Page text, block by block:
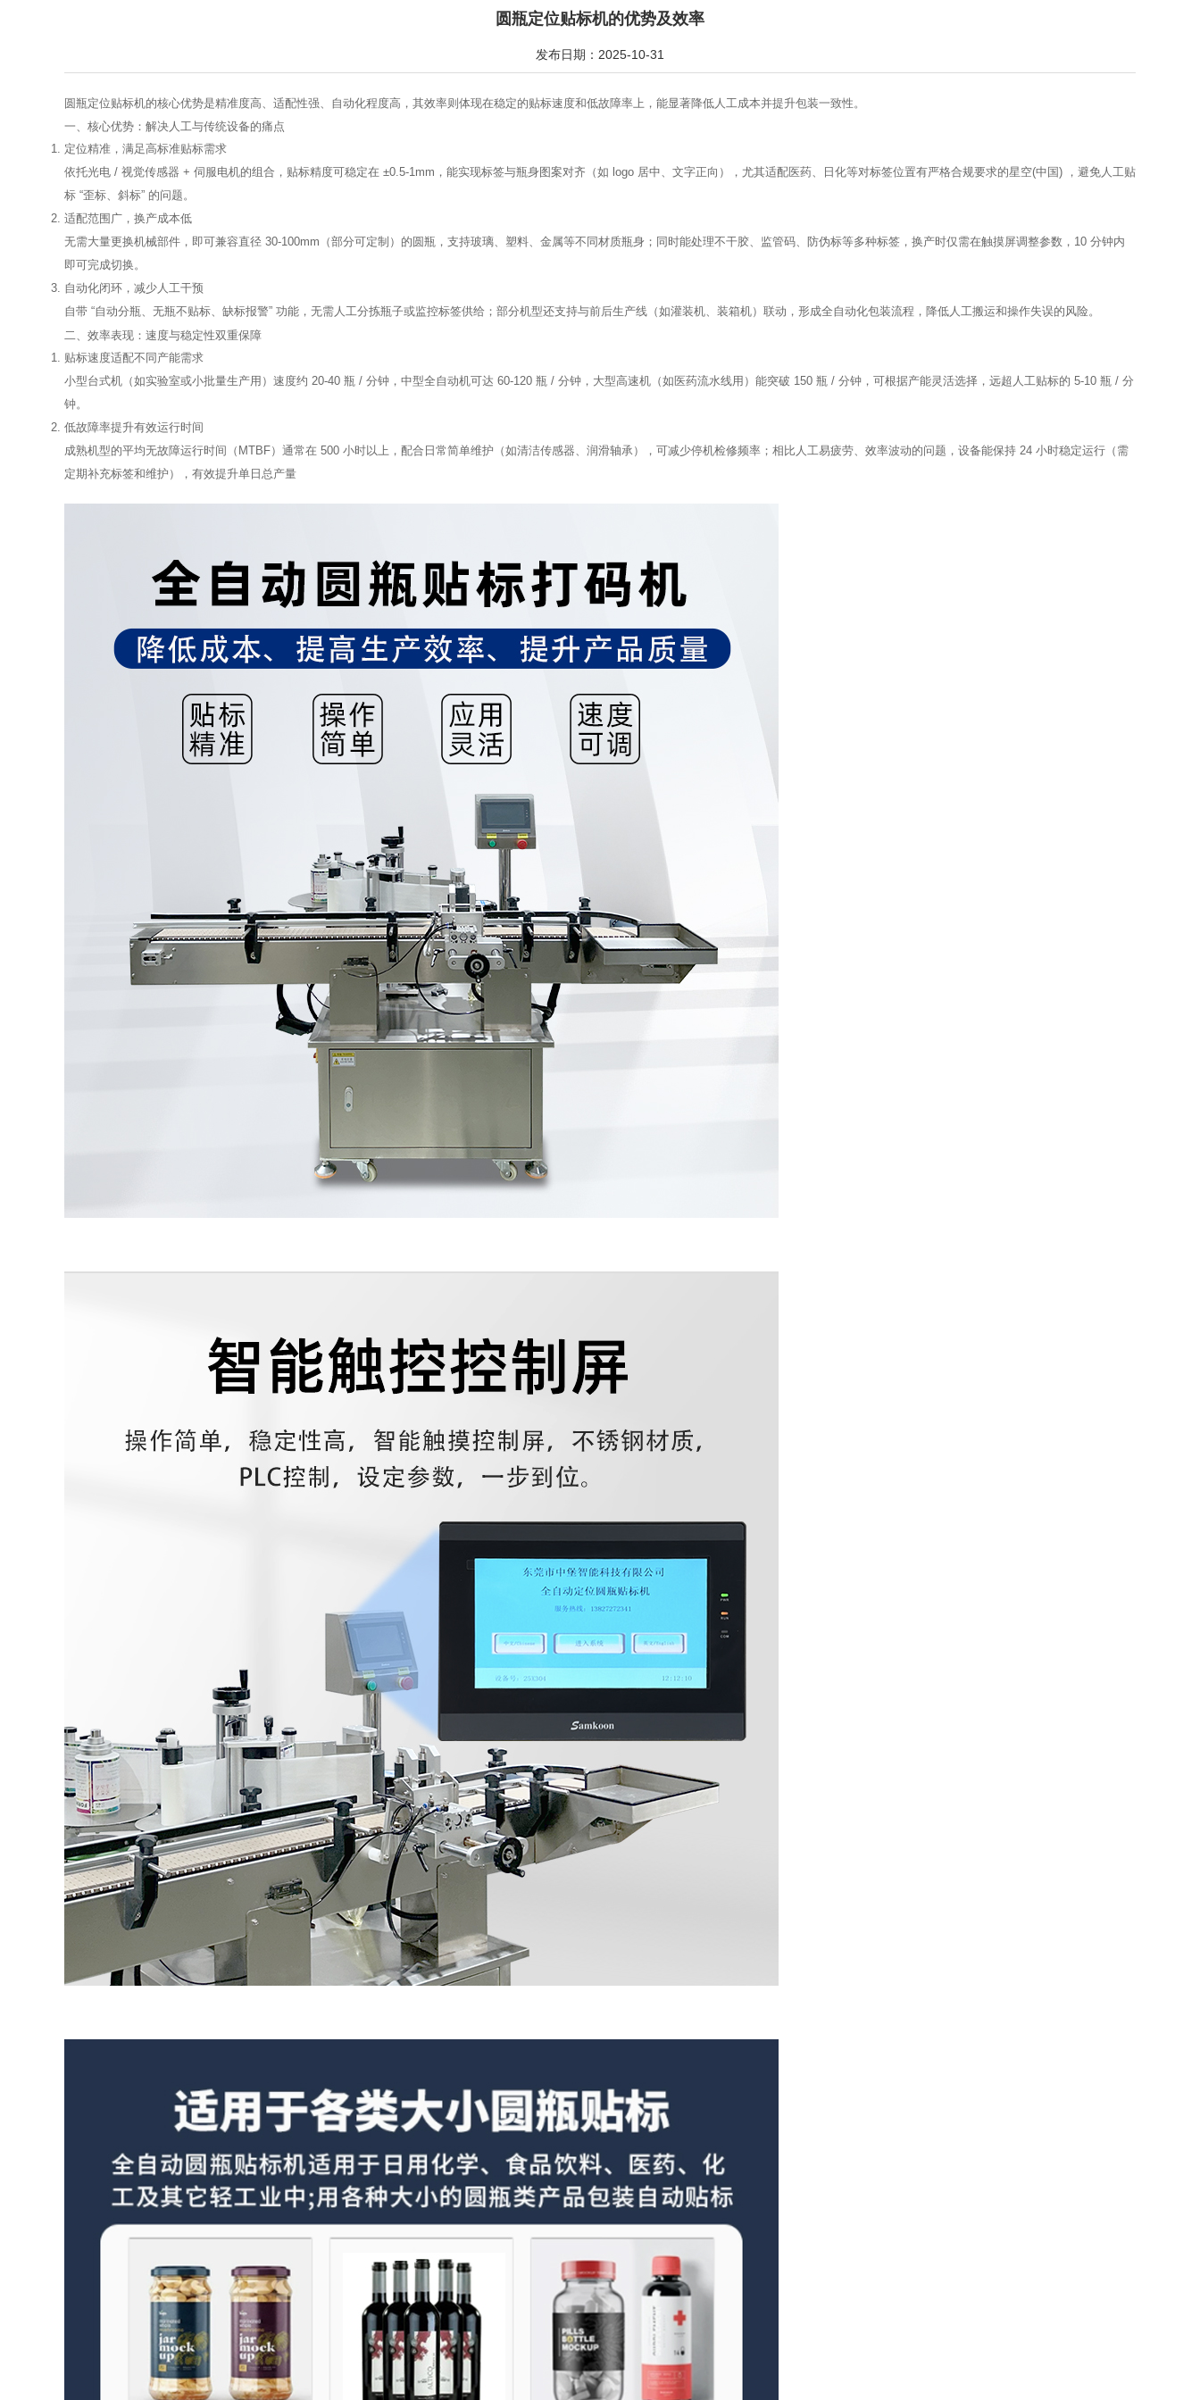
圆瓶定位贴标机的优势及效率
发布日期：2025-10-31
圆瓶定位贴标机的核心优势是精准度高、适配性强、自动化程度高 ，其效率则体现在稳定的贴标速度和低故障率上，能显著降低人工成本并提升包装一致性。
一、核心优势：解决人工与传统设备的痛点
定位精准，满足高标准贴标需求
依托光电 / 视觉传感器 + 伺服电机的组合，贴标精度可稳定在 ±0.5-1mm，能实现标签与瓶身图案对齐（如 logo 居中、文字正向），尤其适配医药、日化等对标签位置有严格合规要求的星空(中国) ，避免人工贴
标 “歪标、斜标” 的问题。
适配范围广，换产成本低
无需大量更换机械部件，即可兼容直径 30-100mm（部分可定制）的圆瓶，支持玻璃、塑料、金属等不同材质瓶身；同时能处理不干胶、监管码、防伪标等多种标签，换产时仅需在触摸屏调整参数，10 分钟内
即可完成切换。
自动化闭环，减少人工干预
自带 “自动分瓶、无瓶不贴标、缺标报警” 功能，无需人工分拣瓶子或监控标签供给；部分机型还支持与前后生产线（如灌装机、装箱机）联动，形成全自动化包装流程，降低人工搬运和操作失误的风险。
二、效率表现：速度与稳定性双重保障
贴标速度适配不同产能需求
小型台式机（如实验室或小批量生产用）速度约 20-40 瓶 / 分钟，中型全自动机可达 60-120 瓶 / 分钟，大型高速机（如医药流水线用）能突破 150 瓶 / 分钟，可根据产能灵活选择，远超人工贴标的 5-10 瓶 / 分
钟。
低故障率提升有效运行时间
成熟机型的平均无故障运行时间（MTBF）通常在 500 小时以上，配合日常简单维护（如清洁传感器、润滑轴承），可减少停机检修频率；相比人工易疲劳、效率波动的问题，设备能保持 24 小时稳定运行（需
定期补充标签和维护），有效提升单日总产量